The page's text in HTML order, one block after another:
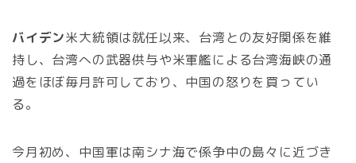
バイデン米大統領は就任以来、台湾との友好関係を維
持し、台湾への武器供与や米軍艦による台湾海峡の通
過をほぼ毎月許可しており、中国の怒りを買ってい
る。
今月初め、中国軍は南シナ海で係争中の島々に近づき